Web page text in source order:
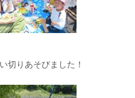
切りあそびました！